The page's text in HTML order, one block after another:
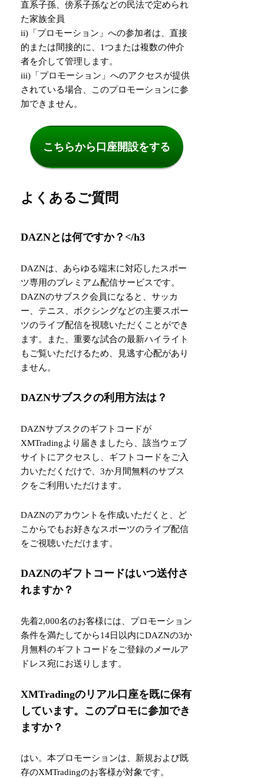
直系子孫、傍系子孫などの民法で定められ
た家族全員
ii)「プロモーション」への参加者は、直接
的または間接的に、1つまたは複数の仲介
者を介して管理します。
iii)「プロモーション」へのアクセスが提供
されている場合、このプロモーションに参
加できません。
こちらから口座開設をする
よくあるご質問
DAZNとは何ですか？</h3
DAZNは、あらゆる端末に対応したスポー
ツ専用のプレミアム配信サービスです。
DAZNのサブスク会員になると、サッカ
ー、テニス、ボクシングなどの主要スポー
ツのライブ配信を視聴いただくことができ
ます。また、重要な試合の最新ハイライト
もご覧いただけるため、見逃す心配があり
ません。
DAZNサブスクの利用方法は？
DAZNサブスクのギフトコードが
XMTradingより届きましたら、該当ウェブ
サイトにアクセスし、ギフトコードをご入
力いただくだけで、3か月間無料のサブス
クをご利用いただけます。
DAZNのアカウントを作成いただくと、ど
こからでもお好きなスポーツのライブ配信
をご視聴いただけます。
DAZNのギフトコードはいつ送付さ
れますか？
先着2,000名のお客様には、プロモーション
条件を満たしてから14日以内にDAZNの3か
月無料のギフトコードをご登録のメールア
ドレス宛にお送りします。
XMTradingのリアル口座を既に保有
しています。このプロモに参加でき
ますか？
はい。本プロモーションは、新規および既
存のXMTradingのお客様が対象です。